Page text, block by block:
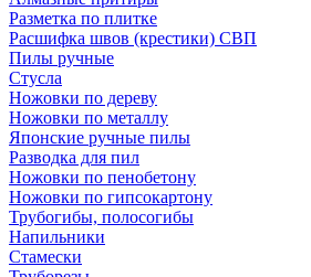
Разметка по плитке
Расшифка швов (крестики) СВП
Пилы ручные
Стусла
Ножовки по дереву
Ножовки по металлу
Японские ручные пилы
Разводка для пил
Ножовки по пенобетону
Ножовки по гипсокартону
Трубогибы, полосогибы
Напильники
Стамески